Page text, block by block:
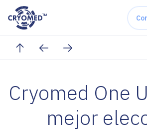
Skip to content
Cryomed One
mejor